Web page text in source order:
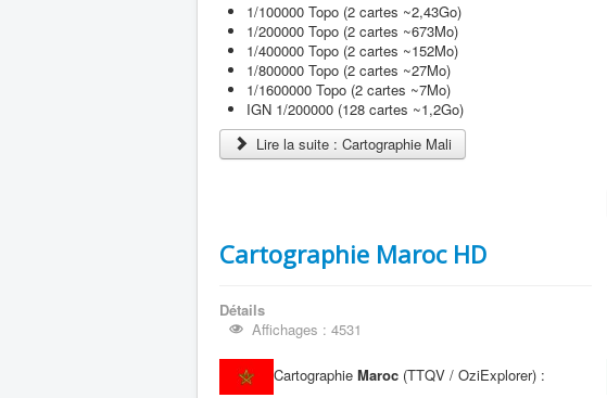
1/100000 Topo (2 cartes ~2,43Go)
1/200000 Topo (2 cartes ~673Mo)
1/400000 Topo (2 cartes ~152Mo)
1/800000 Topo (2 cartes ~27Mo)
1/1600000 Topo (2 cartes ~7Mo)
IGN 1/200000 (128 cartes ~1,2Go)
Lire la suite : Cartographie Mali
Cartographie Maroc HD
Détails
Affichages : 4531
Cartographie Maroc (TTQV / OziExplorer) :